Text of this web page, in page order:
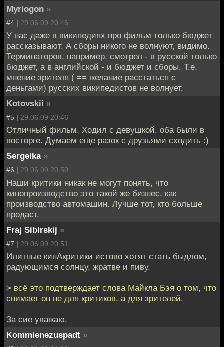
Myriogon »
#4 | 29.06.09 20:46
У нас даже в википедиях про фильм только бюджет
рассказывают. А сборы никого не волнуют, видимо.
Терминаторов, например, смотрел - в русской только
бюджет, а в английской - и бюджет и сборы. Т.е.
мнение зрителя ( == желание расстаться с
деньгами) русских википедистов не волнует.
Kotovskii »
#5 | 29.06.09 20:46
Отличный фильм. Ходил с девушкой, оба были в
восторге. Думаем еще разок с друзьями сходить :)
Sergeika »
#6 | 29.06.09 20:50
Наши критики никак не могут понять, что
кинопроизводство это такой же бизнес, как
производство автомашин. Лучше тот, кто больше
продаст.
Fraj Sibirskij »
#7 | 29.06.09 20:51
Илитные кинАкритики истово хотят стать быдлом,
радующимся солнцу, жратве и пиву.
> всё это подтверждает слова Майкла Бэя о том, что
снимает он не для критиков, а для зрителей.
За сие уважаю.
Kommienezuspadt »